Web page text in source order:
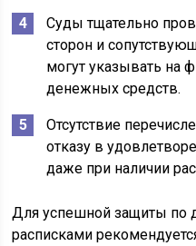
Суды тщательно
сторон и
могут указывать на
денежных средств.
Отсутствие
отказу в
даже при наличии
Для успешной защиты по
расписками